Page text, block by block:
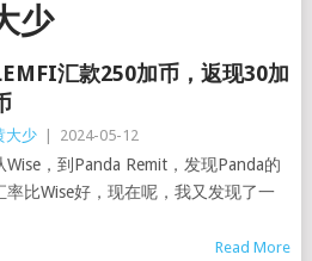
少
汇款250加币，返现30加
大少 2024-05-12
Wise，到Panda Remit，发现Panda的
率比Wise好，现在呢，我又发现了一
Read More